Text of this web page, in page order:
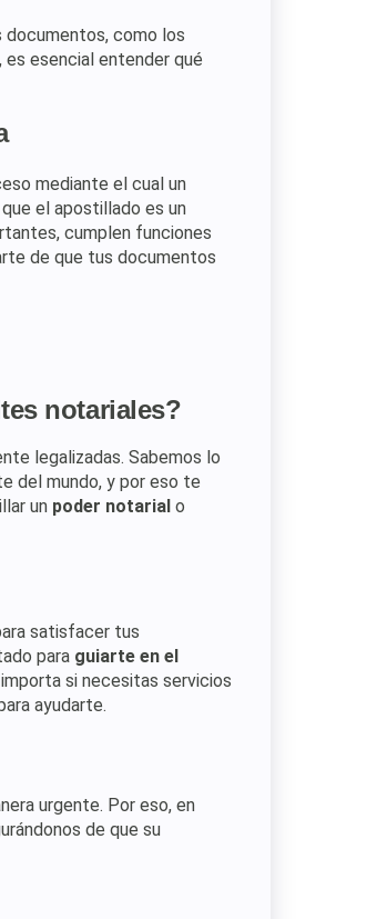
documentos, como los
es esencial entender qué
mediante el cual un
el apostillado es un
cumplen funciones
de que tus documentos
notariales?
legalizadas. Sabemos lo
del mundo, y por eso te
un poder notarial o
satisfacer tus
para guiarte en el
si necesitas servicios
ayudarte.
urgente. Por eso, en
de que su